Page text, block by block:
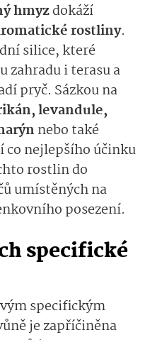
hmyzdokáží
rostliny.
silice, které
zahradu i terasu a
pryč. Sázkou na
levandule,
nebo také
co nejlepšího účinku
rostlin do
umístěných na
posezení.
specifické
specifickým
je zapříčiněna